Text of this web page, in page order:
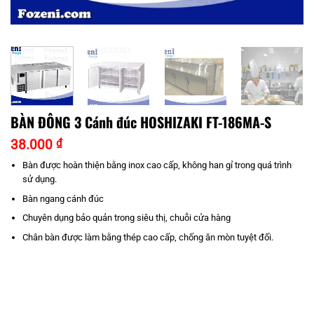
BÀN ĐÔNG 3 Cánh đúc HOSHIZAKI FT-186MA-S
38.000 ₫
Bàn được hoàn thiện bằng inox cao cấp, không han gỉ trong quá trình
sử dụng.
Bàn ngang cánh đúc
Chuyên dụng bảo quản trong siêu thị, chuỗi cửa hàng
Chân bàn được làm bằng thép cao cấp, chống ăn mòn tuyệt đối.